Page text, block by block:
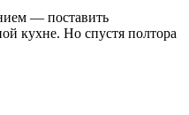
— поставить
кухне. Но спустя полтора